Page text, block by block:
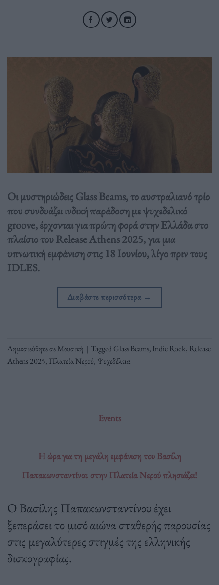
Οι μυστηριώδεις Glass Beams, το αυστραλιανό τρίο
που συνδυάζει ινδική παράδοση με ψυχεδελικό
groove, έρχονται για πρώτη φορά στην Ελλάδα στο
πλαίσιο του Release Athens 2025, για μια
υπνωτική εμφάνιση στις 18 Ιουνίου, λίγο πριν τους
IDLES.
Διαβάστε περισσότερα →
Δημοσιεύθηκε σεΜουσική | TaggedGlass Beams, Indie Rock, Release
Athens 2025, Πλατεία Νερού,Ψυχεδέλεια
Events
Η ώρα για τη μεγάλη εμφάνιση του Βασίλη
Παπακωνσταντίνου στην Πλατεία Νερού πλησιάζει!
Ο Βασίλης Παπακωνσταντίνου έχει
ξεπεράσει το μισό αιώνα σταθερής παρουσίας
στις μεγαλύτερες στιγμές της ελληνικής
δισκογραφίας.